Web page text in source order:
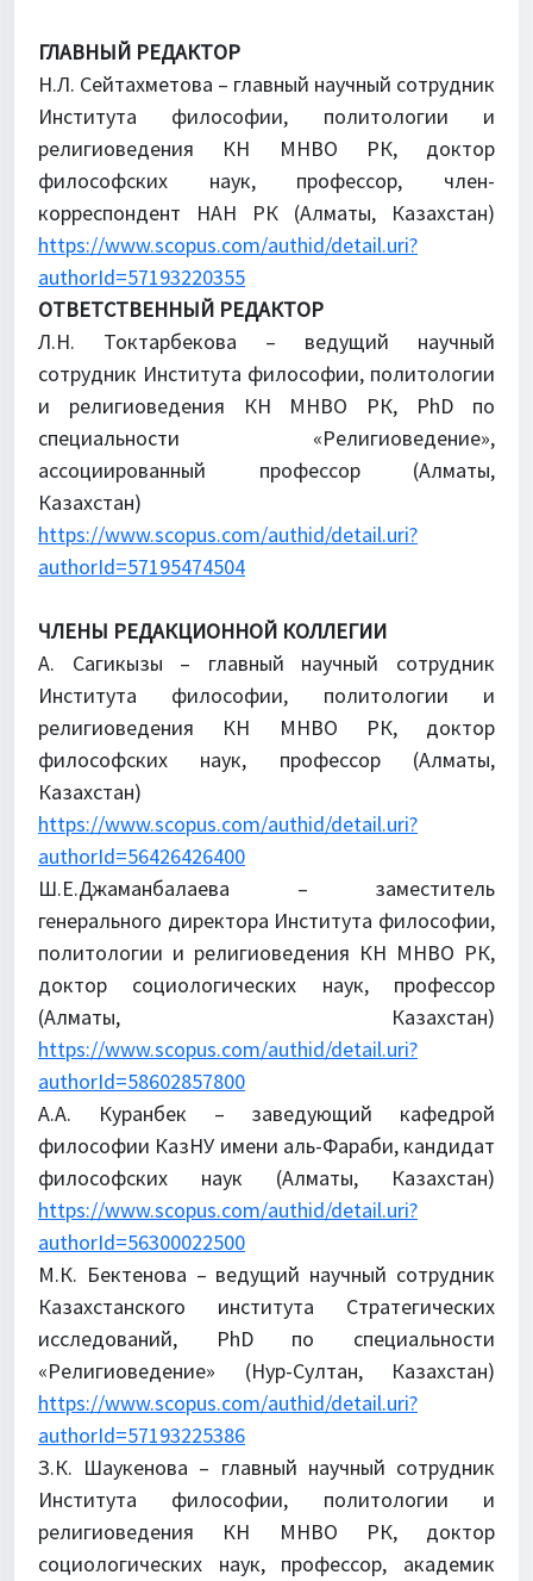
Объявления
Для библиотек
ГЛАВНЫЙ РЕДАКТОР
Н.Л. Сейтахметова – главный научный сотрудник
Института философии, политологии и
религиоведения КН МНВО РК, доктор
философских наук, профессор, член-
корреспондент НАН РК (Алматы, Казахстан)
https://www.scopus.com/authid/detail.uri?
authorId=57193220355
ОТВЕТСТВЕННЫЙ РЕДАКТОР
Л.Н. Токтарбекова – ведущий научный
сотрудник Института философии, политологии
и религиоведения КН МНВО РК, PhD по
специальности «Религиоведение»,
ассоциированный профессор (Алматы,
Казахстан)
https://www.scopus.com/authid/detail.uri?
authorId=57195474504
ЧЛЕНЫ РЕДАКЦИОННОЙ КОЛЛЕГИИ
А. Сагикызы – главный научный сотрудник
Института философии, политологии и
религиоведения КН МНВО РК, доктор
философских наук, профессор (Алматы,
Казахстан)
https://www.scopus.com/authid/detail.uri?
authorId=56426426400
Ш.Е.Джаманбалаева – заместитель
генерального директора Института философии,
политологии и религиоведения КН МНВО РК,
доктор социологических наук, профессор
(Алматы, Казахстан)
https://www.scopus.com/authid/detail.uri?
authorId=58602857800
А.А. Куранбек – заведующий кафедрой
философии КазНУ имени аль-Фараби, кандидат
философских наук (Алматы, Казахстан)
https://www.scopus.com/authid/detail.uri?
authorId=56300022500
М.К. Бектенова – ведущий научный сотрудник
Казахстанского института Стратегических
исследований, PhD по специальности
«Религиоведение» (Нур-Султан, Казахстан)
https://www.scopus.com/authid/detail.uri?
authorId=57193225386
З.К. Шаукенова – главный научный сотрудник
Института философии, политологии и
религиоведения КН МНВО РК, доктор
социологических наук, профессор, академик